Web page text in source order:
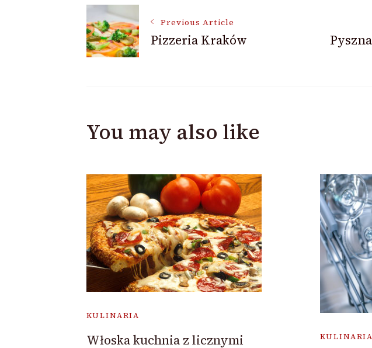
Post
Navigation
Previous Article
Pizzeria Kraków
You may also like
KULINARIA
Włoska kuchnia z licznymi KULINARIA